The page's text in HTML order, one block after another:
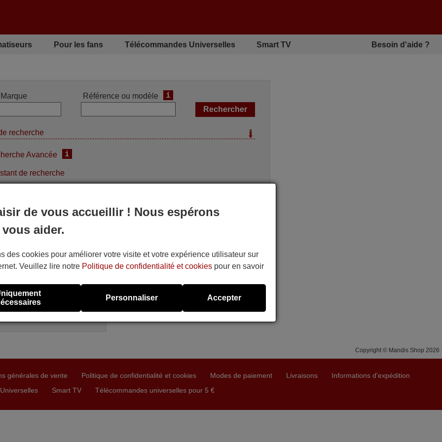
Pour les fans Télécommandes Universelles Smart TV Besoin d'aide ?
Marque Référence ou modèle i
recherche
Avancée i
de recherche
fonctions de la télécommande d'origine
équivalente
en stock
€
Copyright © Mandis Shop 2026
générales de vente Politique de confidentialité et cookies Modes de paiement Livraisons
Informations d'expédition
Smart TV Télécommandes universelles pour 5 €
de vous accueillir ! Nous espérons
aider.
des cookies pour améliorer votre visite et votre expérience utilisateur sur
Veuillez lire notre Politique de confidentialité et cookies pour en savoir
Personnaliser Accepter